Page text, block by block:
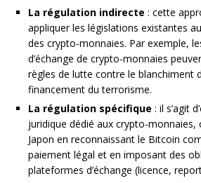
La régulation indirecte : cette
appliquer les législations existantes
des crypto-monnaies. Par exemple,
d’échange de crypto-monnaies
règles de lutte contre le blanchiment
financement du terrorisme.
La régulation spécifique : il s’agit
juridique dédié aux crypto-monnaies,
Japon en reconnaissant le Bitcoin
paiement légal et en imposant des
plateformes d’échange (licence,